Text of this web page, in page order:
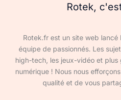
Rotek,
Rotek.fr est un site web lancé
équipe de passionnés. Les
high-tech, les jeux-vidéo et plus
numérique ! Nous nous
qualité et de vous